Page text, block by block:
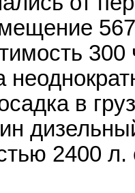
300
в
2400 л.